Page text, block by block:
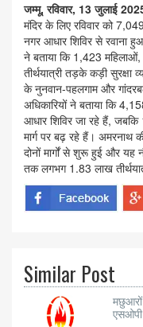
जम्मू, रविवार, 13 जुलाई
मंदिर के लिए रविवार को
नगर आधार शिविर से रवाना
ने बताया कि 1,423
तीर्थयात्री तड़के कड़ी
के नुनवान-पहलगाम और
अधिकारियों ने बताया कि
आधार शिविर जा रहे हैं, जबकि
मार्ग पर बढ़ रहे हैं। अमरनाथ
दोनों मार्गों से शुरू हुई और यह
तक लगभग 1.83 लाख
Similar Post
मछुआरों